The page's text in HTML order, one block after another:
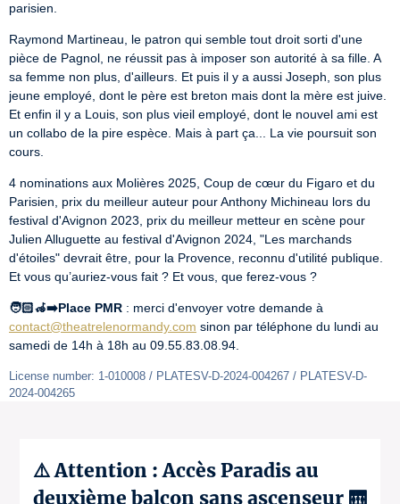
parisien.
Raymond Martineau, le patron qui semble tout droit sorti d'une
pièce de Pagnol, ne réussit pas à imposer son autorité à sa fille. A
sa femme non plus, d'ailleurs. Et puis il y a aussi Joseph, son plus
jeune employé, dont le père est breton mais dont la mère est juive.
Et enfin il y a Louis, son plus vieil employé, dont le nouvel ami est
un collabo de la pire espèce. Mais à part ça... La vie poursuit son
cours.
4 nominations aux Molières 2025, Coup de cœur du Figaro et du
Parisien, prix du meilleur auteur pour Anthony Michineau lors du
festival d'Avignon 2023, prix du meilleur metteur en scène pour
Julien Alluguette au festival d'Avignon 2024, "Les marchands
d'étoiles" devrait être, pour la Provence, reconnu d'utilité publique.
Et vous qu’auriez-vous fait ? Et vous, que ferez-vous ?
🧑🏻‍🦽‍➡️Place PMR
contact@theatrelenormandy.com sinon par téléphone du lundi au
samedi de 14h à 18h au 09.55.83.08.94.
License number: 1-010008 / PLATESV-D-2024-004267 / PLATESV-D-
2024-004265
⚠️ Attention : Accès Paradis au
deuxième balcon sans ascenseur 🛗